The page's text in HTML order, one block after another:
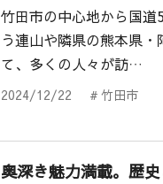
竹田市の中心地から国道
う連山や隣県の熊本県
て、多くの人々が訪…
2024/12/22 # 竹田市
奥深き魅力満載。歴